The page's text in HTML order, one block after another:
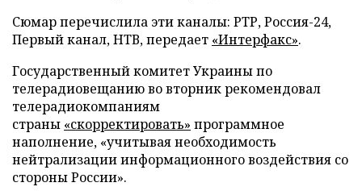
Сюмар перечислила эти каналы: РТР, Россия-24,
Первый канал, НТВ, передает «Интерфакс».
Государственный комитет Украины по
телерадиовещанию во вторник рекомендовал
телерадиокомпаниям
страны «скорректировать» программное
наполнение, «учитывая необходимость
нейтрализации информационного воздействия со
стороны России».